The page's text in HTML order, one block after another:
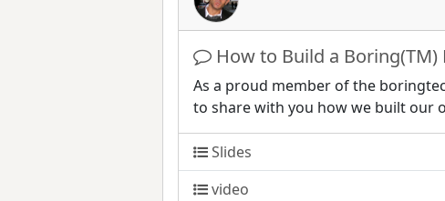
How to Build a Boring(TM)
As a proud member of the
to share with you how we built our
Slides
video